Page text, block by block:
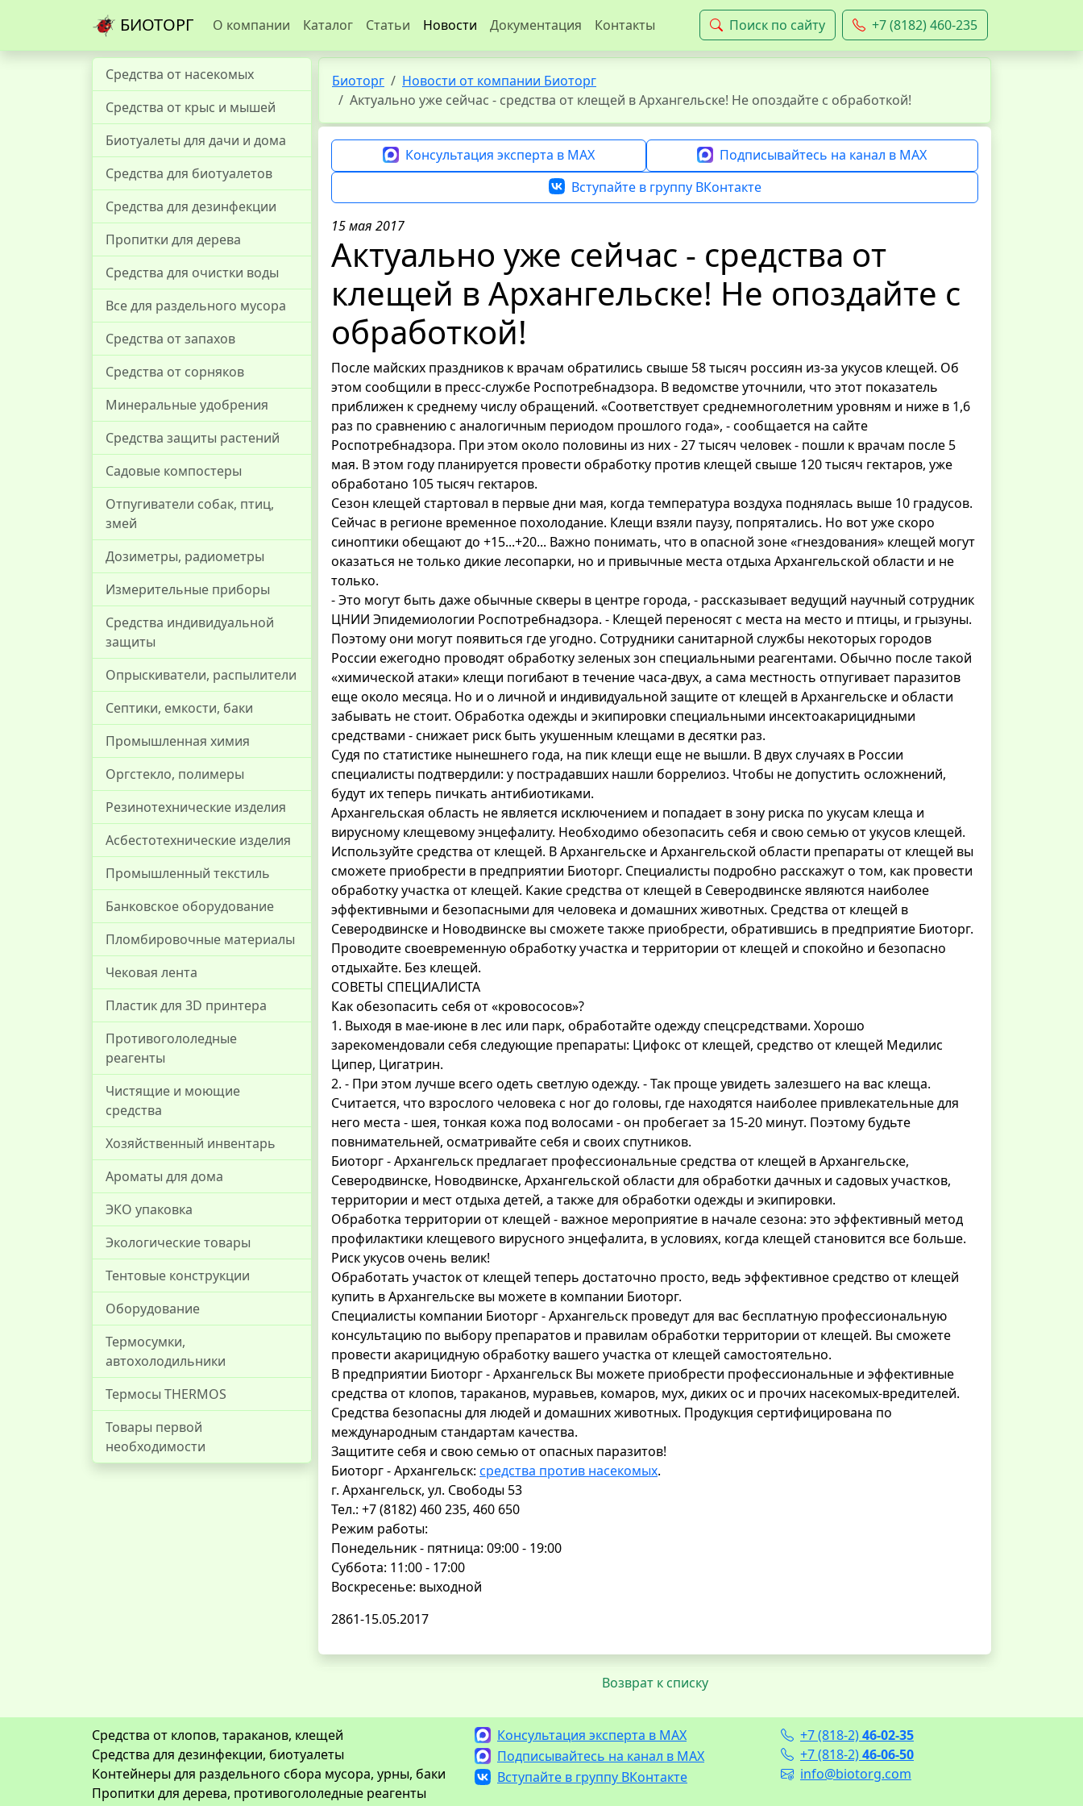
БИОТОРГ О компании Каталог Статьи Новости Документация Контакты Поиск по сайту +7 (8182) 460-235
Средства от насекомых
Средства от крыс и мышей
Биотуалеты для дачи и дома
Средства для биотуалетов
Средства для дезинфекции
Пропитки для дерева
Средства для очистки воды
Все для раздельного мусора
Средства от запахов
Средства от сорняков
Минеральные удобрения
Средства защиты растений
Садовые компостеры
Отпугиватели собак, птиц,
змей
Дозиметры, радиометры
Измерительные приборы
Средства индивидуальной
защиты
Опрыскиватели, распылители
Септики, емкости, баки
Промышленная химия
Оргстекло, полимеры
Резинотехнические изделия
Асбестотехнические изделия
Промышленный текстиль
Банковское оборудование
Пломбировочные материалы
Чековая лента
Пластик для 3D принтера
Противогололедные
реагенты
Чистящие и моющие
средства
Хозяйственный инвентарь
Ароматы для дома
ЭКО упаковка
Экологические товары
Тентовые конструкции
Оборудование
Термосумки,
автохолодильники
Термосы THERMOS
Товары первой
необходимости
Биоторг
Новости от компании Биоторг
Актуально уже сейчас - средства от клещей в Архангельске! Не опоздайте с обработкой!
Консультация эксперта в MAX
Подписывайтесь на канал в MAX
Вступайте в группу ВКонтакте
15 мая 2017
Актуально уже сейчас - средства от
клещей в Архангельске! Не опоздайте с
обработкой!
После майских праздников к врачам обратились свыше 58 тысяч россиян из-за укусов клещей. Об
этом сообщили в пресс-службе Роспотребнадзора. В ведомстве уточнили, что этот показатель
приближен к среднему числу обращений. «Соответствует среднемноголетним уровням и ниже в 1,6
раз по сравнению с аналогичным периодом прошлого года», - сообщается на сайте
Роспотребнадзора. При этом около половины из них - 27 тысяч человек - пошли к врачам после 5
мая. В этом году планируется провести обработку против клещей свыше 120 тысяч гектаров, уже
обработано 105 тысяч гектаров.
Сезон клещей стартовал в первые дни мая, когда температура воздуха поднялась выше 10 градусов.
Сейчас в регионе временное похолодание. Клещи взяли паузу, попрятались. Но вот уже скоро
синоптики обещают до +15...+20... Важно понимать, что в опасной зоне «гнездования» клещей могут
оказаться не только дикие лесопарки, но и привычные места отдыха Архангельской области и не
только.
- Это могут быть даже обычные скверы в центре города, - рассказывает ведущий научный сотрудник
ЦНИИ Эпидемиологии Роспотребнадзора. - Клещей переносят с места на место и птицы, и грызуны.
Поэтому они могут появиться где угодно. Сотрудники санитарной службы некоторых городов
России ежегодно проводят обработку зеленых зон специальными реагентами. Обычно после такой
«химической атаки» клещи погибают в течение часа-двух, а сама местность отпугивает паразитов
еще около месяца. Но и о личной и индивидуальной защите от клещей в Архангельске и области
забывать не стоит. Обработка одежды и экипировки специальными инсектоакарицидными
средствами - снижает риск быть укушенным клещами в десятки раз.
Судя по статистике нынешнего года, на пик клещи еще не вышли. В двух случаях в России
специалисты подтвердили: у пострадавших нашли боррелиоз. Чтобы не допустить осложнений,
будут их теперь пичкать антибиотиками.
Архангельская область не является исключением и попадает в зону риска по укусам клеща и
вирусному клещевому энцефалиту. Необходимо обезопасить себя и свою семью от укусов клещей.
Используйте средства от клещей. В Архангельске и Архангельской области препараты от клещей вы
сможете приобрести в предприятии Биоторг. Специалисты подробно расскажут о том, как провести
обработку участка от клещей. Какие средства от клещей в Северодвинске являются наиболее
эффективными и безопасными для человека и домашних животных. Средства от клещей в
Северодвинске и Новодвинске вы сможете также приобрести, обратившись в предприятие Биоторг.
Проводите своевременную обработку участка и территории от клещей и спокойно и безопасно
отдыхайте. Без клещей.
СОВЕТЫ СПЕЦИАЛИСТА
Как обезопасить себя от «кровососов»?
1. Выходя в мае-июне в лес или парк, обработайте одежду спецсредствами. Хорошо
зарекомендовали себя следующие препараты: Цифокс от клещей, средство от клещей Медилис
Ципер, Цигатрин.
2. - При этом лучше всего одеть светлую одежду. - Так проще увидеть залезшего на вас клеща.
Считается, что взрослого человека с ног до головы, где находятся наиболее привлекательные для
него места - шея, тонкая кожа под волосами - он пробегает за 15-20 минут. Поэтому будьте
повнимательней, осматривайте себя и своих спутников.
Биоторг - Архангельск предлагает профессиональные средства от клещей в Архангельске,
Северодвинске, Новодвинске, Архангельской области для обработки дачных и садовых участков,
территории и мест отдыха детей, а также для обработки одежды и экипировки.
Обработка территории от клещей - важное мероприятие в начале сезона: это эффективный метод
профилактики клещевого вирусного энцефалита, в условиях, когда клещей становится все больше.
Риск укусов очень велик!
Обработать участок от клещей теперь достаточно просто, ведь эффективное средство от клещей
купить в Архангельске вы можете в компании Биоторг.
Специалисты компании Биоторг - Архангельск проведут для вас бесплатную профессиональную
консультацию по выбору препаратов и правилам обработки территории от клещей. Вы сможете
провести акарицидную обработку вашего участка от клещей самостоятельно.
В предприятии Биоторг - Архангельск Вы можете приобрести профессиональные и эффективные
средства от клопов, тараканов, муравьев, комаров, мух, диких ос и прочих насекомых-вредителей.
Средства безопасны для людей и домашних животных. Продукция сертифицирована по
международным стандартам качества.
Защитите себя и свою семью от опасных паразитов!
Биоторг - Архангельск: средства против насекомых.
г. Архангельск, ул. Свободы 53
Тел.: +7 (8182) 460 235, 460 650
Режим работы:
Понедельник - пятница: 09:00 - 19:00
Суббота: 11:00 - 17:00
Воскресенье: выходной
2861-15.05.2017
Возврат к списку
Средства от клопов, тараканов, клещей
Средства для дезинфекции, биотуалеты
Контейнеры для раздельного сбора мусора, урны, баки
Пропитки для дерева, противогололедные реагенты
Консультация эксперта в MAX
Подписывайтесь на канал в MAX
Вступайте в группу ВКонтакте
+7 (818-2)46-02-35
+7 (818-2)46-06-50
info@biotorg.com